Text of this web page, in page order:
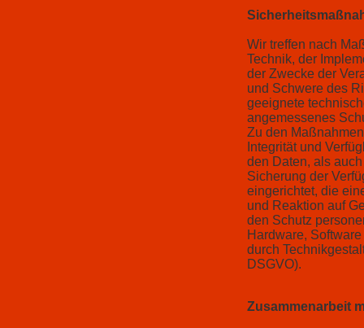
Wir treffen nach
Technik, der
der Zwecke der
und Schwere des
geeignete
angemessenes
Zu den
Integrität und
den Daten, als
Sicherung der
eingerichtet, die
und Reaktion auf
den Schutz
Hardware,
durch
DSGVO).
Zusammenarbeit